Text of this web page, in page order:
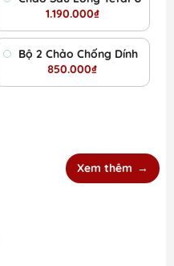
1.190.000₫
Haus BH/1612NF - Size
Bộ 2 Chảo Chống Dính
850.000₫
28cm
Xem thêm